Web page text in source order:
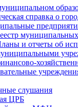
справка о
и отчеты об
слушания
ЦРБ